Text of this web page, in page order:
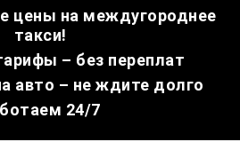
цены на междугороднее
такси!
– без переплат
авто – не ждите долго
24/7